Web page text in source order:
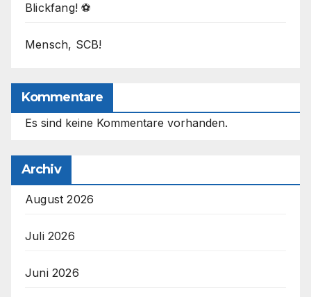
Blickfang! ⚽
Mensch, SCB!
Kommentare
Es sind keine Kommentare vorhanden.
Archiv
August 2026
Juli 2026
Juni 2026